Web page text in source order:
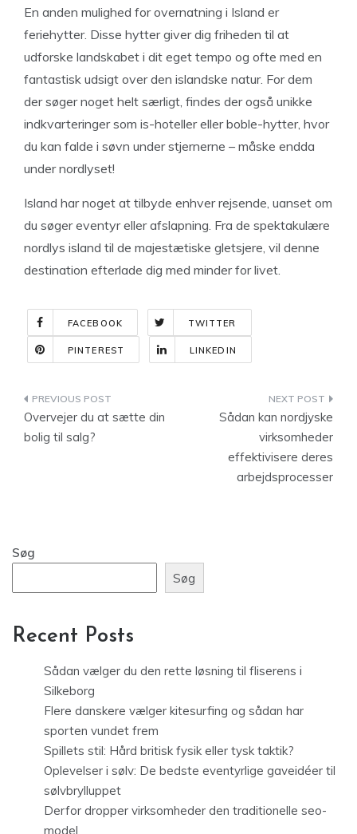
En anden mulighed for overnatning i Island er
feriehytter. Disse hytter giver dig friheden til at
udforske landskabet i dit eget tempo og ofte med en
fantastisk udsigt over den islandske natur. For dem
der søger noget helt særligt, findes der også unikke
indkvarteringer som is-hoteller eller boble-hytter, hvor
du kan falde i søvn under stjernerne – måske endda
under nordlyset!
Island har noget at tilbyde enhver rejsende, uanset om
du søger eventyr eller afslapning. Fra de spektakulære
nordlys island til de majestætiske gletsjere, vil denne
destination efterlade dig med minder for livet.
FACEBOOK TWITTER
PINTEREST LINKEDIN
Indlægsnavigation
Overvejer du at sætte din
bolig til salg?
Sådan kan nordjyske
virksomheder
effektivisere deres
arbejdsprocesser
Søg
Søg
Recent Posts
Sådan vælger du den rette løsning til fliserens i
Silkeborg
Flere danskere vælger kitesurfing og sådan har
sporten vundet frem
Spillets stil: Hård britisk fysik eller tysk taktik?
Oplevelser i sølv: De bedste eventyrlige gaveidéer til
sølvbrylluppet
Derfor dropper virksomheder den traditionelle seo-
model